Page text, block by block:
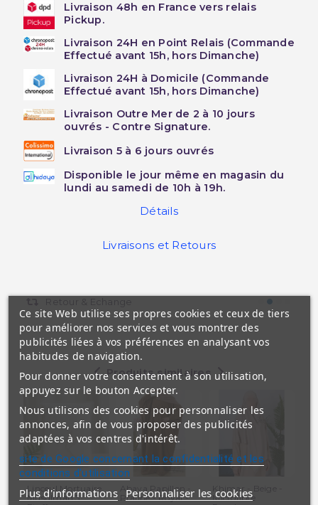
Livraison 48h en France vers relais
Pickup.
Livraison 24H en Point Relais (Commande
Effectué avant 15h, hors Dimanche)
Livraison 24H à Domicile (Commande
Effectué avant 15h, hors Dimanche)
Livraison Outre Mer de 2 à 10 jours
ouvrés - Contre Signature.
Livraison 5 à 6 jours ouvrés
Disponible le jour même en magasin du
lundi au samedi de 10h à 19h.
Détails
Livraisons et Retours
Produits similaires
Linceul Mortuaire
Musulman 3
Abaya Papillon -
Praline - Royal -...
Khimar - Beige -
Microfibre
Ce site Web utilise ses propres cookies et ceux de tiers
pour améliorer nos services et vous montrer des
publicités liées à vos préférences en analysant vos
habitudes de navigation.
Pour donner votre consentement à son utilisation,
appuyez sur le bouton Accepter.
Nous utilisons des cookies pour personnaliser les
annonces, afin de vous proposer des publicités
adaptées à vos centres d'intérêt.
site de Google concernant la confidentialité et les
conditions d'utilisation
Plus d'informations Personnaliser les cookies